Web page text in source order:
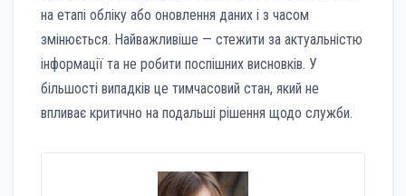
на етапі обліку або оновлення даних і з часом
змінюється. Найважливіше — стежити за актуальністю
інформації та не робити поспішних висновків. У
більшості випадків це тимчасовий стан, який не
впливає критично на подальші рішення щодо служби.